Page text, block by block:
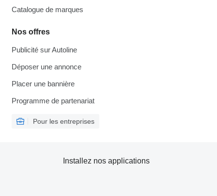
Catalogue de marques
Nos offres
Publicité sur Autoline
Déposer une annonce
Placer une bannière
Programme de partenariat
Pour les entreprises
Installez nos applications